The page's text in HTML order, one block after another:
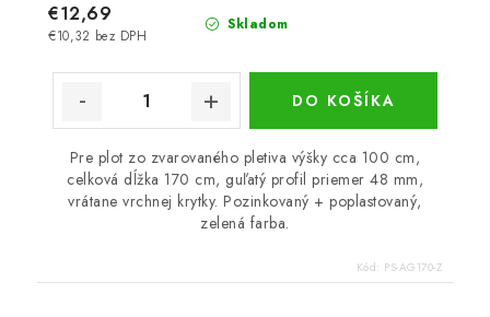
Skladom
€10,32 bez DPH
€12,69
DO KOŠÍKA
Pre plot zo zvarovaného pletiva výšky cca 100 cm,
celková dĺžka 170 cm, guľatý profil priemer 48 mm,
vrátane vrchnej krytky. Pozinkovaný + poplastovaný,
zelená farba.
Kód: PS-AG170-Z